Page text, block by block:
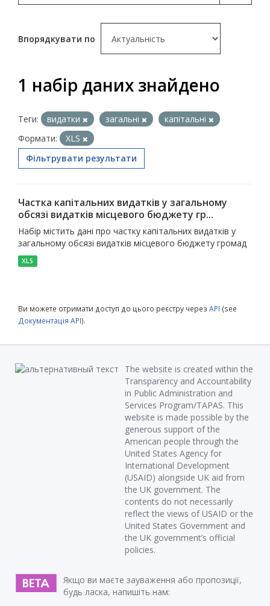
Впорядкувати по
1 набір даних знайдено
Теги: видатки загальні
капітальні
Формати:
XLS
Фільтрувати результати
Частка капітальних видатків у загальному
обсязі видатків місцевого бюджету гр...
Набір містить дані про частку капітальних видатків у
загальному обсязі видатків місцевого бюджету громад
XLS
Ви можете отримати доступ до цього реєстру через API (see
Документація API).
The website is created within the
Transparency and Accountability
in Public Administration and
Services Program/TAPAS. This
website is made possible by the
generous support of the
American people through the
United States Agency for
International Development
(USAID) alongside UK aid from
the UK government. The
contents do not necessarily
reflect the views of USAID or the
United States Government and
the UK government’s official
policies.
Якщо ви маєте зауваження або пропозиції,
будь ласка, напишіть нам: